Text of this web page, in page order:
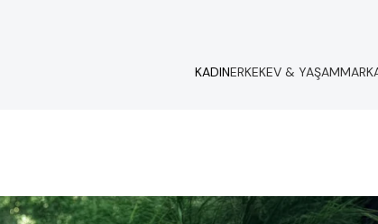
KADINERKEKEV & YAŞAM